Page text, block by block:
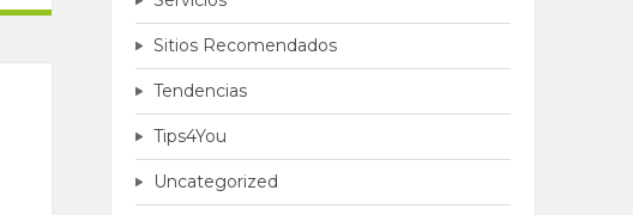
Sitios Recomendados
Tendencias
Tips4You
Uncategorized